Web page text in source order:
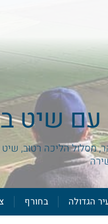
עם שיט
מסלול הליכה רטוב, שיט
הגדולה בחורף